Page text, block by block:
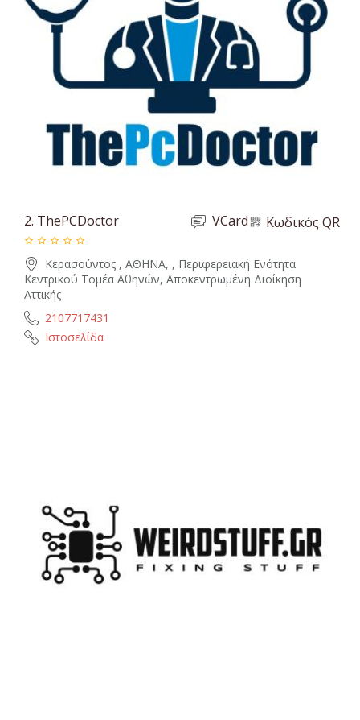
2. ThePCDoctor Κωδικός QR
VCard
Κερασούντος , ΑΘΗΝΑ, , Περιφερειακή Ενότητα
Κεντρικού Τομέα Αθηνών, Αποκεντρωμένη Διοίκηση
Αττικής
2107717431
Ιστοσελίδα